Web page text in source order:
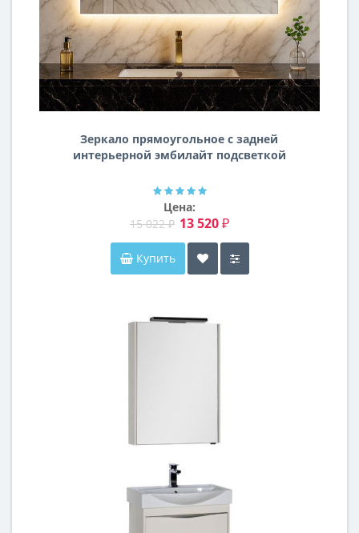
Зеркало прямоугольное с задней
интерьерной эмбилайт подсветкой
Цена:
15 022 ₽ 13 520 ₽
Купить